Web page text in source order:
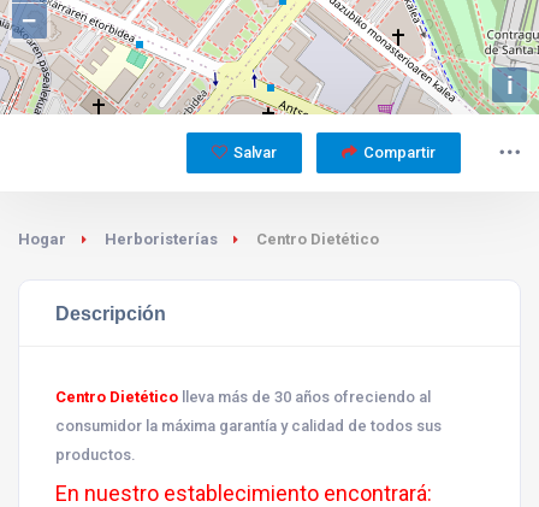
−
i
Salvar Compartir
Hogar Herboristerías Centro Dietético
Descripción
Centro Dietético lleva más de 30 años ofreciendo al
consumidor la máxima garantía y calidad de todos sus
productos.
En nuestro establecimiento encontrará: